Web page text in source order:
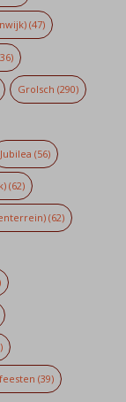
(47)
Grolsch (290)
Jubilea (56)
(62)
(62)
(39)